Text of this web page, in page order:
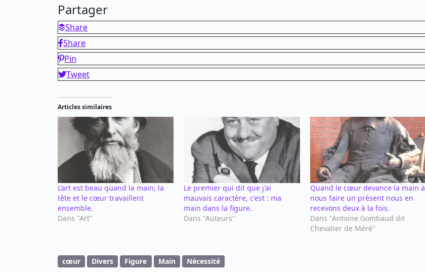
Partager
Share
Share
Pin
Tweet
Articles similaires
L’art est beau quand la main, la
tête et le cœur travaillent
ensemble.
Dans "Art"
Le premier qui dit que j'ai
mauvais caractère, c'est : ma
main dans la figure.
Dans "Auteurs"
Quand le cœur devance la main à
nous faire un présent nous en
recevons deux à la fois.
Dans "Antoine Gombaud dit
Chevalier de Méré"
cœur Divers Figure Main Nécessité